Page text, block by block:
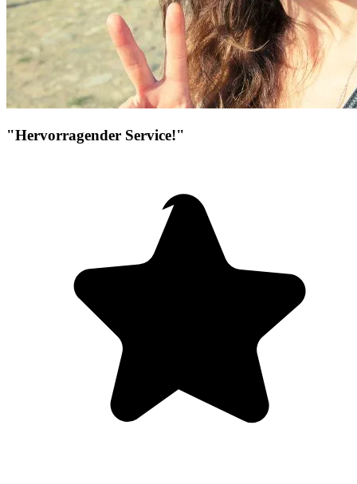
"Hervorragender Service!"